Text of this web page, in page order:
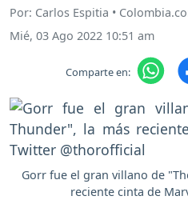
Por: Carlos Espitia •
Mié, 03 Ago 2022 10:51 am
Comparte en:
Gorr fue el gran villano de
reciente cinta de